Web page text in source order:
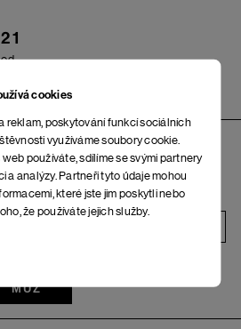
cookies
reklam, poskytování funkcí sociálních
využíváme soubory cookie.
používáte, sdílíme se svými partnery
a analýzy. Partneři tyto údaje mohou
které jste jim poskytli nebo
že používáte jejich služby.
MUŽ